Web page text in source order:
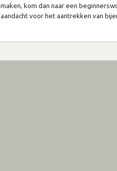
maken, kom dan naar een
aandacht voor het aantrekken van